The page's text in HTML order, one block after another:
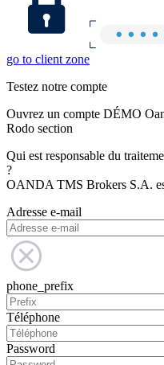
go to client zone
Testez notre compte
Ouvrez un compte DÉMO
Rodo section
Qui est responsable du
?
OANDA TMS Brokers S.A.
Adresse e-mail
phone_prefix
Téléphone
Password